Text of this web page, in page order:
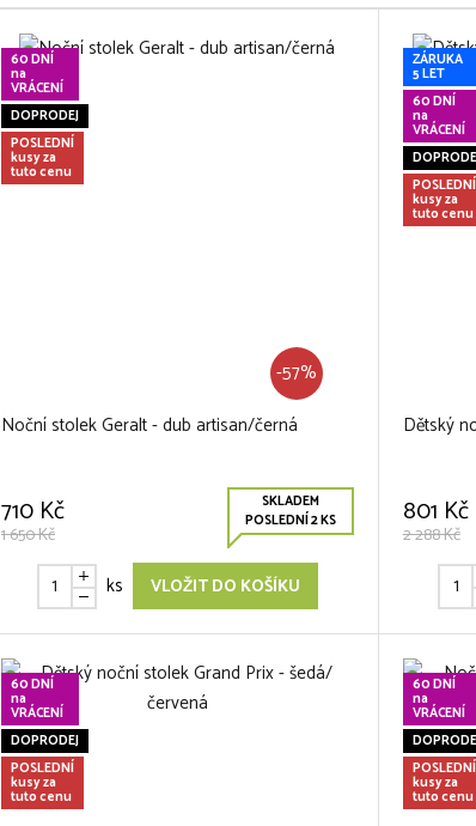
60 DNÍ
na
VRÁCENÍ
DOPRODEJ
POSLEDNÍ
kusy za
tuto cenu
-57%
Noční stolek Geralt - dub artisan/černá
710 Kč
1 650 Kč
SKLADEM
POSLEDNÍ 2 KS
ks VLOŽIT DO KOŠÍKU
ZÁRUKA
5 LET
60 DNÍ
na
VRÁCENÍ
POSLEDNÍ
kusy za
tuto cenu
Dětský
801 Kč
2 288 Kč
60 DNÍ
na
VRÁCENÍ
DOPRODEJ
POSLEDNÍ
kusy za
tuto cenu
60 DNÍ
na
VRÁCENÍ
POSLEDNÍ
kusy za
tuto cenu